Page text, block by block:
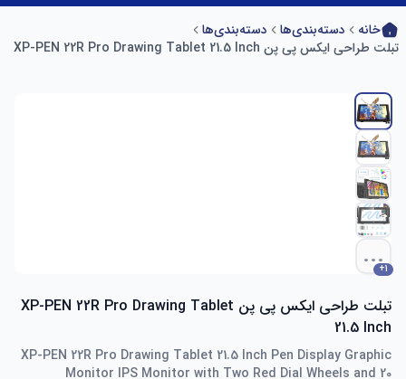
خانه دسته‌بندی‌ها
دسته‌بندی‌ها
تبلت طراحی ایکس پی پن XP-PEN 22R Pro Drawing Tablet 21.5 Inch
...
+1
تبلت طراحی ایکس پی پن XP-PEN 22R Pro Drawing Tablet
21.5 Inch
XP-PEN 22R Pro Drawing Tablet 21.5 Inch Pen Display Graphic
Monitor IPS Monitor with Two Red Dial Wheels and 20